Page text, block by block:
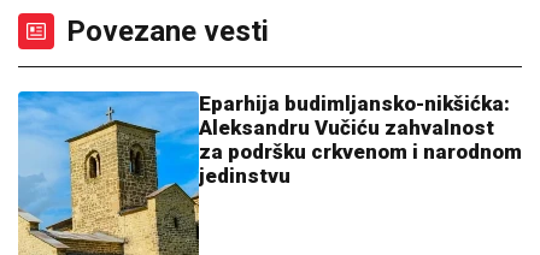
Povezane vesti
Eparhija budimljansko-nikšićka:
Aleksandru Vučiću zahvalnost
za podršku crkvenom i narodnom
jedinstvu